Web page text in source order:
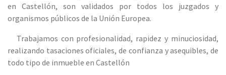
en Castellón, son validados por todos los juzgados y
organismos públicos de la Unión Europea.
Trabajamos con profesionalidad, rapidez y minuciosidad,
realizando tasaciones oficiales, de confianza y asequibles, de
todo tipo de inmueble en Castellón